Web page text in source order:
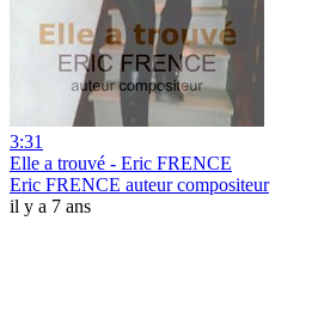
3:31
Elle a trouvé - Eric FRENCE
Eric FRENCE auteur compositeur
il y a 7 ans